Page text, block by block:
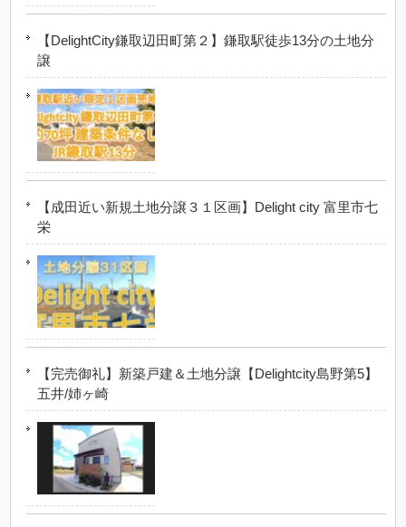
【DelightCity鎌取辺田町第２】鎌取駅徒歩13分の土地分
譲
【成田近い新規土地分譲３１区画】Delight city 富里市七
栄
【完売御礼】新築戸建＆土地分譲【Delightcity島野第5】
五井/姉ヶ崎